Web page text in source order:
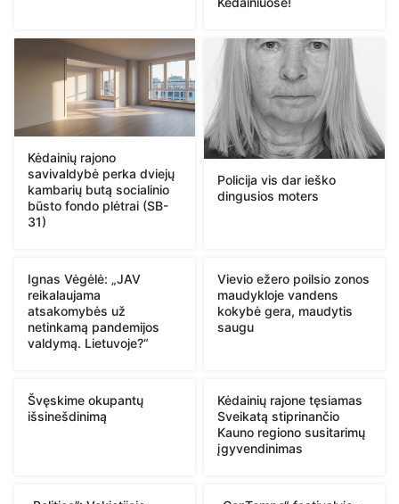
Kėdainių rajono
savivaldybė perka dviejų
kambarių butą socialinio
būsto fondo plėtrai (SB-
31)
Policija vis dar ieško
dingusios moters
Ignas Vėgėlė: „JAV
reikalaujama
atsakomybės už
netinkamą pandemijos
valdymą. Lietuvoje?“
Vievio ežero poilsio zonos
maudykloje vandens
kokybė gera, maudytis
saugu
Švęskime okupantų
išsinešdinimą
Kėdainių rajone tęsiamas
Sveikatą stiprinančio
Kauno regiono susitarimų
įgyvendinimas